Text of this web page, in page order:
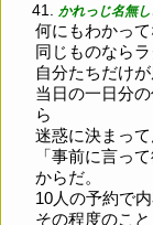
41. かれっじ名無
何にもわかって
同じものなら
自分たちだけ
当日の一日分
ら
迷惑に決まって
「事前に言っ
からだ。
10人の予約で
その程度のこ